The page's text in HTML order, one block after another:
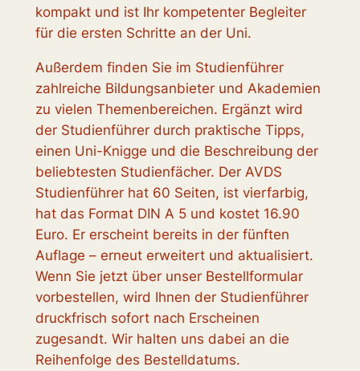
kompakt und ist Ihr kompetenter Begleiter
für die ersten Schritte an der Uni.
Außerdem finden Sie im Studienführer
zahlreiche Bildungsanbieter und Akademien
zu vielen Themenbereichen. Ergänzt wird
der Studienführer durch praktische Tipps,
einen Uni-Knigge und die Beschreibung der
beliebtesten Studienfächer. Der AVDS
Studienführer hat 60 Seiten, ist vierfarbig,
hat das Format DIN A 5 und kostet 16.90
Euro. Er erscheint bereits in der fünften
Auflage – erneut erweitert und aktualisiert.
Wenn Sie jetzt über unser Bestellformular
vorbestellen, wird Ihnen der Studienführer
druckfrisch sofort nach Erscheinen
zugesandt. Wir halten uns dabei an die
Reihenfolge des Bestelldatums.